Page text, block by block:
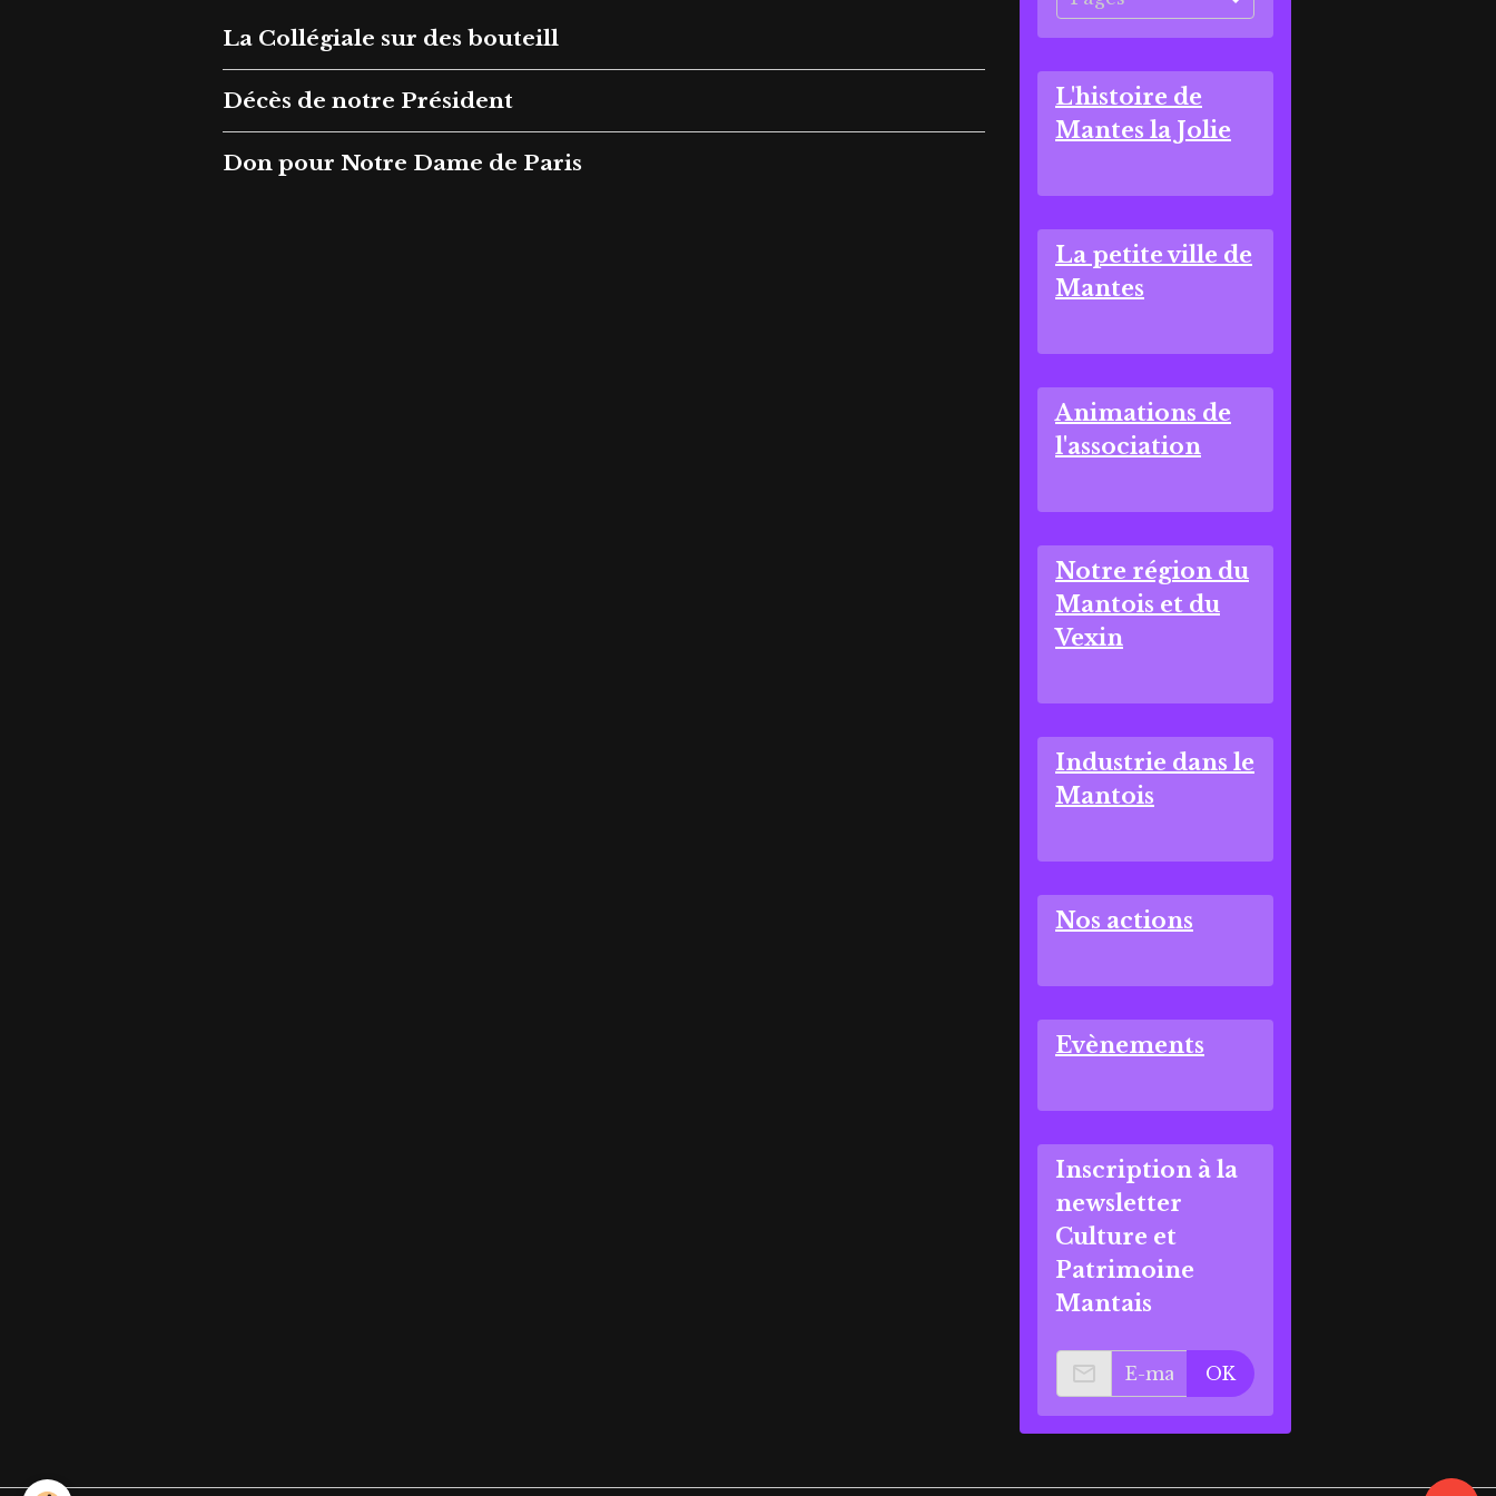
La Collégiale sur des bouteill
Décès de notre Président
Don pour Notre Dame de Paris
L'histoire de
Mantes la Jolie
La petite ville de
Mantes
Animations de
l'association
Notre région du
Mantois et du
Vexin
Industrie dans le
Mantois
Nos actions
Evènements
Inscription à la
newsletter
Culture et
Patrimoine
Mantais
OK